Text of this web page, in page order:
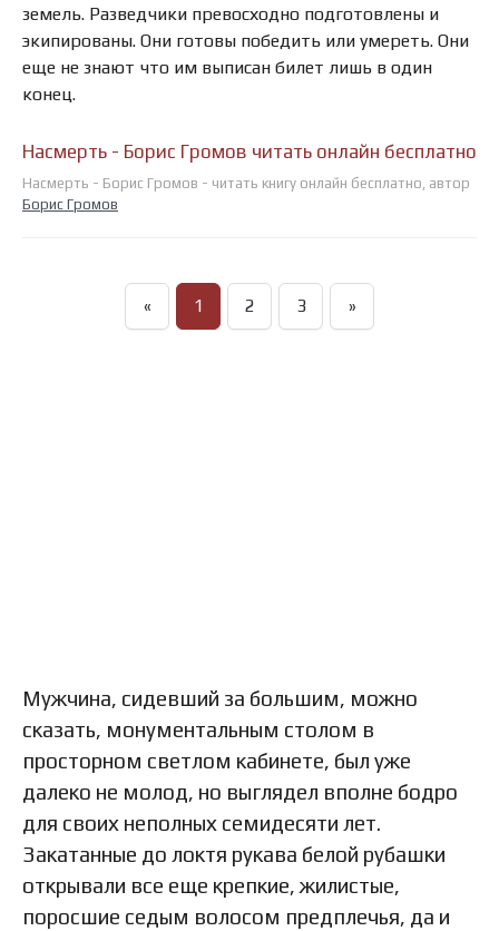
земель. Разведчики превосходно подготовлены и
экипированы. Они готовы победить или умереть. Они
еще не знают что им выписан билет лишь в один
конец.
Насмерть - Борис Громов читать онлайн бесплатно
Насмерть - Борис Громов - читать книгу онлайн бесплатно, автор
Борис Громов
« 1 2 3 »
Мужчина, сидевший за большим, можно
сказать, монументальным столом в
просторном светлом кабинете, был уже
далеко не молод, но выглядел вполне бодро
для своих неполных семидесяти лет.
Закатанные до локтя рукава белой рубашки
открывали все еще крепкие, жилистые,
поросшие седым волосом предплечья, да и